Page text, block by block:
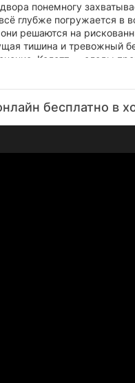
понемногу
глубже погружается
они решаются на
тишина и тревожный
Колетт — следы
бесплатно в